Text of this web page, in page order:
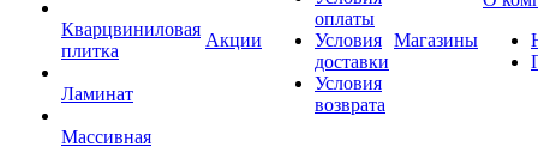
Кварцвиниловая
плитка
Ламинат
Массивная
Акции
оплаты
Условия
доставки
Условия
возврата
Магазины